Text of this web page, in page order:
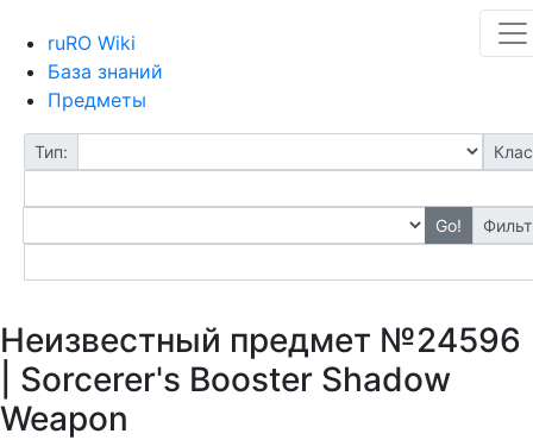
ruRO Wiki
База знаний
Предметы
Тип:
Go!
Неизвестный предмет №24596
| Sorcerer's Booster Shadow
Weapon